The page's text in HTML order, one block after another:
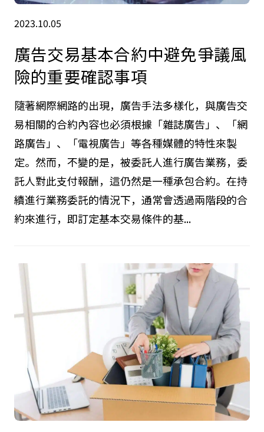
2023.10.05
廣告交易基本合約中避免爭議風
險的重要確認事項
隨著網際網路的出現，廣告手法多樣化，與廣告交
易相關的合約內容也必須根據「雜誌廣告」、「網
路廣告」、「電視廣告」等各種媒體的特性來製
定。然而，不變的是，被委託人進行廣告業務，委
託人對此支付報酬，這仍然是一種承包合約。在持
續進行業務委託的情況下，通常會透過兩階段的合
約來進行，即訂定基本交易條件的基...